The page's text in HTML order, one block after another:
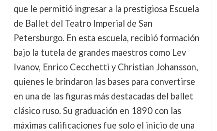
que le permitió ingresar a la prestigiosa Escuela
de Ballet del Teatro Imperial de San
Petersburgo. En esta escuela, recibió formación
bajo la tutela de grandes maestros como Lev
Ivanov, Enrico Cecchetti y Christian Johansson,
quienes le brindaron las bases para convertirse
en una de las figuras más destacadas del ballet
clásico ruso. Su graduación en 1890 con las
máximas calificaciones fue solo el inicio de una